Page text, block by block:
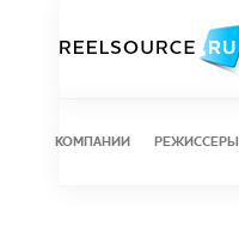
КОМПАНИИ РЕЖИССЕРЫ